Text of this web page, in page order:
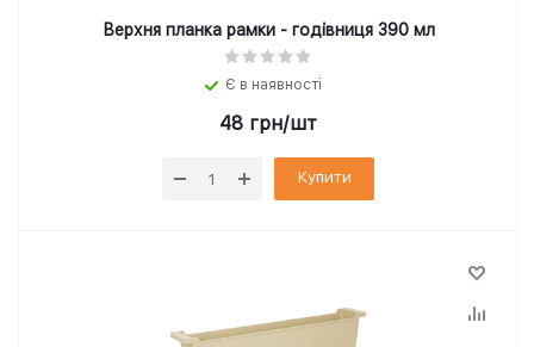
Верхня планка рамки - годівниця 390 мл
Є в наявності
48 грн/шт
Купити